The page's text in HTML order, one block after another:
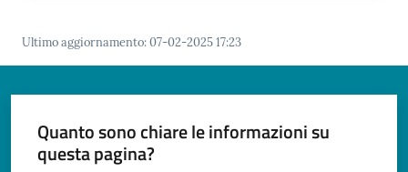
Ultimo aggiornamento:07-02-2025 17:23
Quanto sono chiare le informazioni su
questa pagina?